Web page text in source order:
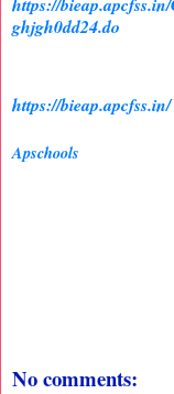
ghjgh0dd24.do
https://bieap.apcfss.in/
Apschools
No comments: